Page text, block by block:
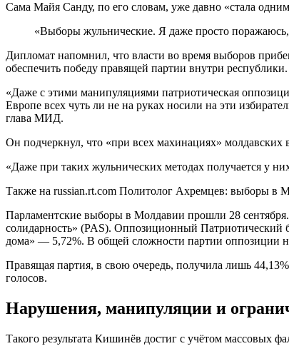
Сама Майя Санду, по его словам, уже давно «стала
«Выборы жульнические. Я даже просто
Дипломат напомнил, что власти во время выборов
обеспечить победу правящей партии внутри республики.
«Даже с этими манипуляциями патриотическая
Европе всех чуть ли не на руках носили на эти
глава МИД.
Он подчеркнул, что «при всех махинациях» молдавских
«Даже при таких жульнических методах получается у
Также на russian.rt.com Политолог Ахремцев: выборы в
Парламентские выборы в Молдавии прошли 28
солидарность» (PAS). Оппозиционный
дома» — 5,72%. В общей сложности партии оппозиции
Правящая партия, в свою очередь, получила лишь
голосов.
Нарушения, манипуляции и
Такого результата Кишинёв достиг с учётом массовых